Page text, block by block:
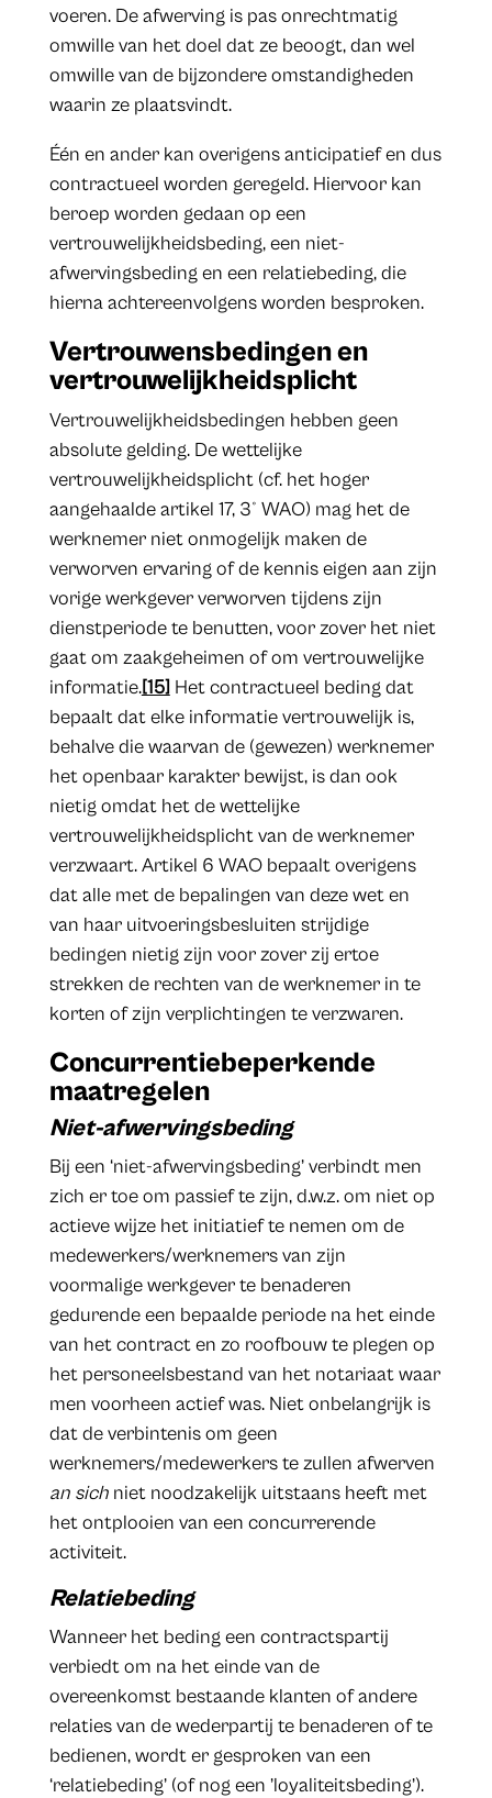
voeren. De afwerving is pas onrechtmatig
omwille van het doel dat ze beoogt, dan wel
omwille van de bijzondere omstandigheden
waarin ze plaatsvindt.
Één en ander kan overigens anticipatief en dus
contractueel worden geregeld. Hiervoor kan
beroep worden gedaan op een
vertrouwelijkheidsbeding, een niet-
afwervingsbeding en een relatiebeding, die
hierna achtereenvolgens worden besproken.
Vertrouwensbedingen en
vertrouwelijkheidsplicht
Vertrouwelijkheidsbedingen hebben geen
absolute gelding. De wettelijke
vertrouwelijkheidsplicht (cf. het hoger
aangehaalde artikel 17, 3° WAO) mag het de
werknemer niet onmogelijk maken de
verworven ervaring of de kennis eigen aan zijn
vorige werkgever verworven tijdens zijn
dienstperiode te benutten, voor zover het niet
gaat om zaakgeheimen of om vertrouwelijke
informatie.[15] Het contractueel beding dat
bepaalt dat elke informatie vertrouwelijk is,
behalve die waarvan de (gewezen) werknemer
het openbaar karakter bewijst, is dan ook
nietig omdat het de wettelijke
vertrouwelijkheidsplicht van de werknemer
verzwaart. Artikel 6 WAO bepaalt overigens
dat alle met de bepalingen van deze wet en
van haar uitvoeringsbesluiten strijdige
bedingen nietig zijn voor zover zij ertoe
strekken de rechten van de werknemer in te
korten of zijn verplichtingen te verzwaren.
Concurrentiebeperkende
maatregelen
Niet-afwervingsbeding
Bij een ‘niet-afwervingsbeding’ verbindt men
zich er toe om passief te zijn, d.w.z. om niet op
actieve wijze het initiatief te nemen om de
medewerkers/werknemers van zijn
voormalige werkgever te benaderen
gedurende een bepaalde periode na het einde
van het contract en zo roofbouw te plegen op
het personeelsbestand van het notariaat waar
men voorheen actief was. Niet onbelangrijk is
dat de verbintenis om geen
werknemers/medewerkers te zullen afwerven
an sichniet noodzakelijk uitstaans heeft met
het ontplooien van een concurrerende
activiteit.
Relatiebeding
Wanneer het beding een contractspartij
verbiedt om na het einde van de
overeenkomst bestaande klanten of andere
relaties van de wederpartij te benaderen of te
bedienen, wordt er gesproken van een
‘relatiebeding’ (of nog een ’loyaliteitsbeding’).